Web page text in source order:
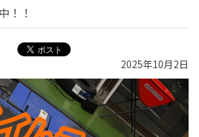
！！
2025年10月2日